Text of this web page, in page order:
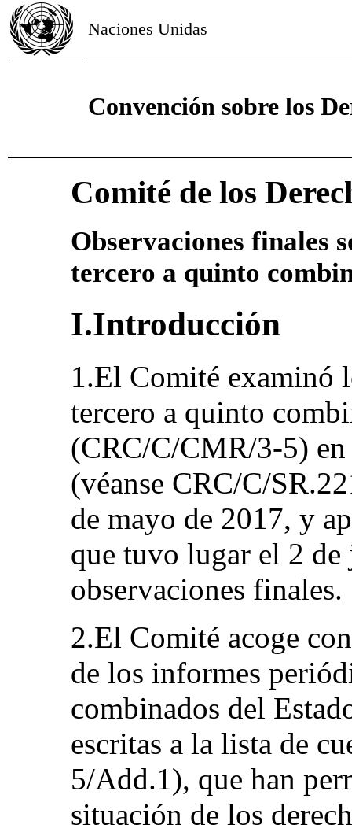
Naciones Unidas
Convención sobre los
Comité de los
Observaciones finales
tercero a quinto
I.Introducción
1.El Comité examinó
tercero a quinto
(CRC/C/CMR/3-5) en
(véanse CRC/C/
de mayo de 2017, y
que tuvo lugar el 2 de
observaciones finales.
2.El Comité acoge
de los informes
combinados del
escritas a la lista de
5/Add.1), que han
situación de los